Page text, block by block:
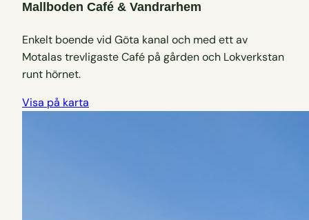
Mallboden Café & Vandrarhem
Enkelt boende vid Göta kanal och med ett av
Motalas trevligaste Café på gården och Lokverkstan
runt hörnet.
Visa på karta